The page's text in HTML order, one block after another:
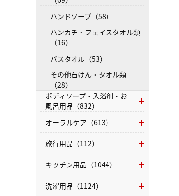
ハンドソープ（58）
ハンカチ・フェイスタオル類
（16）
バスタオル（53）
その他石けん・タオル類
（28）
ボディソープ・入浴剤・お
風呂用品（832）
オーラルケア（613）
旅行用品（112）
キッチン用品（1044）
洗濯用品（1124）